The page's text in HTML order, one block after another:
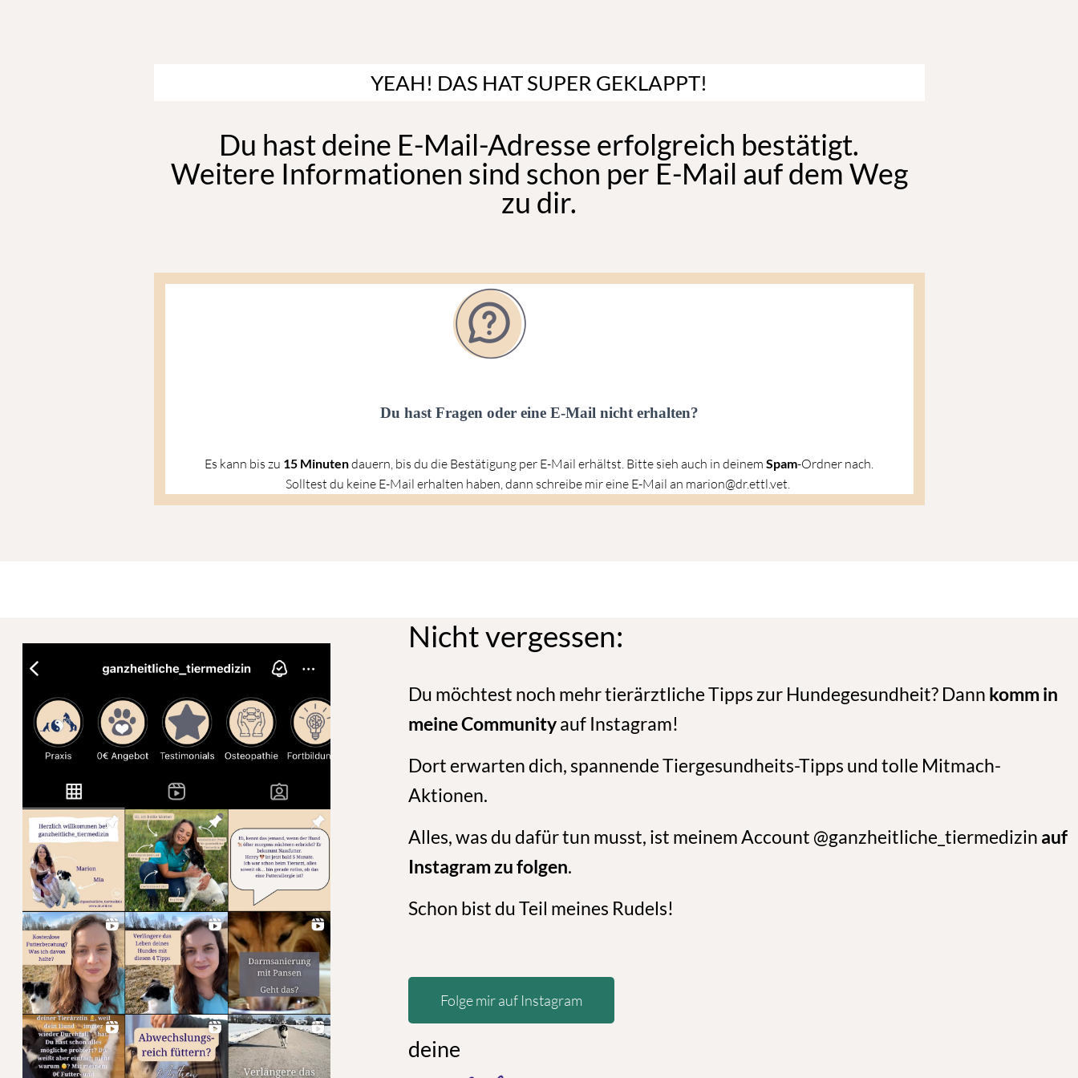
YEAH! DAS HAT SUPER GEKLAPPT!
Du hast deine E-Mail-Adresse erfolgreich bestätigt.
Weitere Informationen sind schon per E-Mail auf dem Weg
zu dir.
Du hast Fragen oder eine E-Mail nicht erhalten?
Es kann bis zu 15 Minutendauern, bis du die Bestätigung per E-Mail erhältst. Bitte sieh auch in deinem Spam-Ordner nach.
Solltest du keine E-Mail erhalten haben, dann schreibe mir eine E-Mail an marion@dr.ettl.vet.
Nicht vergessen:
Du möchtest noch mehr tierärztliche Tipps zur Hundegesundheit? Dann komm in
meine Communityauf Instagram!
Dort erwarten dich, spannende Tiergesundheits-Tipps und tolle Mitmach-
Aktionen.
Alles, was du dafür tun musst, ist meinem Account @ganzheitliche_tiermedizin auf
Instagram zu folgen.
Schon bist du Teil meines Rudels!
Folge mir auf Instagram
deine